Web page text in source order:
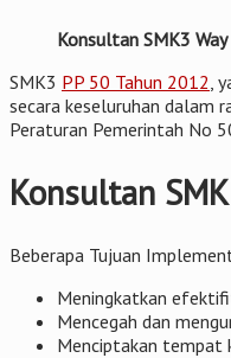
Konsultan SMK3
SMK3 PP 50 Tahun 2012 ,
secara keseluruhan dalam
Peraturan Pemerintah No
Konsultan
Beberapa Tujuan
Meningkatkan
Mencegah dan
Menciptakan tempat